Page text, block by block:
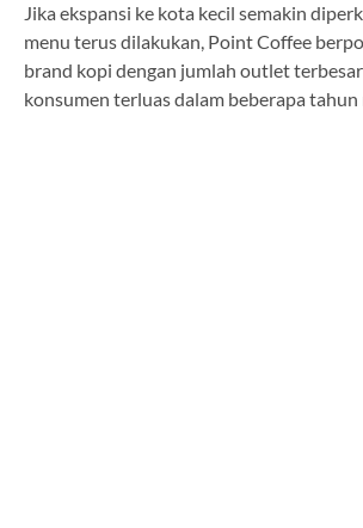
Jika ekspansi ke kota kecil semakin
menu terus dilakukan, Point Coffee
brand kopi dengan jumlah outlet
konsumen terluas dalam beberapa tahun